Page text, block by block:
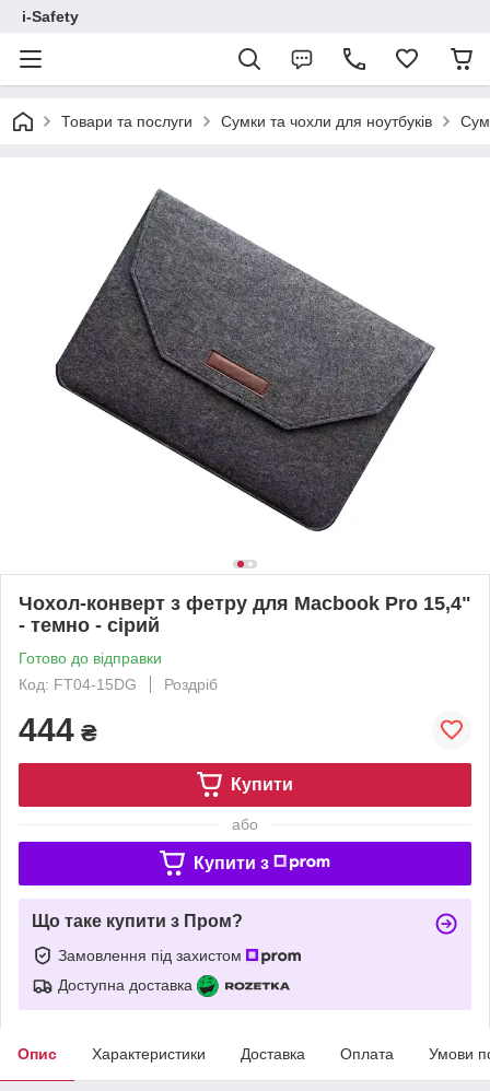
i-Safety
Товари та послуги Сумки та чохли для ноутбуків
Чохол-конверт з фетру для Macbook Pro 15,4"
- темно - сірий
Готово до відправки
Код: FT04-15DG
Роздріб
444 ₴
Купити
або
Купити з
Що таке купити з Пром?
Замовлення під захистом
Доступна доставка
Опис Характеристики Доставка Оплата Умови